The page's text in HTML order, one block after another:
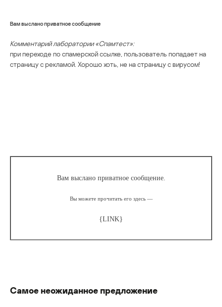
Вам выслано приватное сообщение
Комментарий лаборатории «Спамтест»:
при переходе по спамерской ссылке, пользователь попадает на
страницу с рекламой. Хорошо хоть, не на страницу с вирусом!
Вам выслано приватное сообщение.
Вы можете прочитать его здесь —
{LINK}
Самое неожиданное предложение